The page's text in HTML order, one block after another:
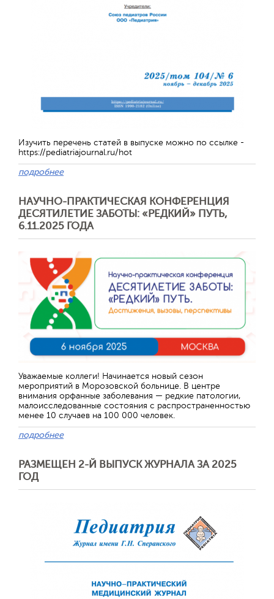
Изучить перечень статей в выпуске можно по ссылке -
https://pediatriajournal.ru/hot
подробнее
НАУЧНО-ПРАКТИЧЕСКАЯ КОНФЕРЕНЦИЯ
ДЕСЯТИЛЕТИЕ ЗАБОТЫ: «РЕДКИЙ» ПУТЬ,
6.11.2025 ГОДА
Уважаемые коллеги! Начинается новый сезон
мероприятий в Морозовской больнице. В центре
внимания орфанные заболевания — редкие патологии,
малоисследованные состояния с распространенностью
менее 10 случаев на 100 000 человек.
подробнее
РАЗМЕЩЕН 2-Й ВЫПУСК ЖУРНАЛА ЗА 2025
ГОД